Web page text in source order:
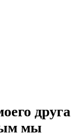
друга
мы